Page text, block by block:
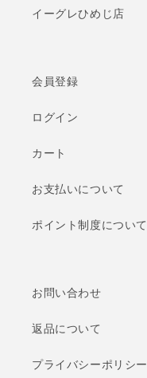
イーグレひめじ店
会員登録
ログイン
カート
お支払いについて
ポイント制度について
お問い合わせ
返品について
プライバシーポリシー